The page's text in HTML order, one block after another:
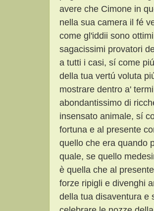
avere che Cimone in
nella sua camera il fé
come gl'iddii sono
sagacissimi provatori
a tutti i casi, sí come
della tua vertú voluta
mostrare dentro a'
abondantissimo di
insensato animale, sí
fortuna e al presente
quello che era quando
quale, se quello
è quella che al
forze ripigli e divenghi
della tua disaventura e